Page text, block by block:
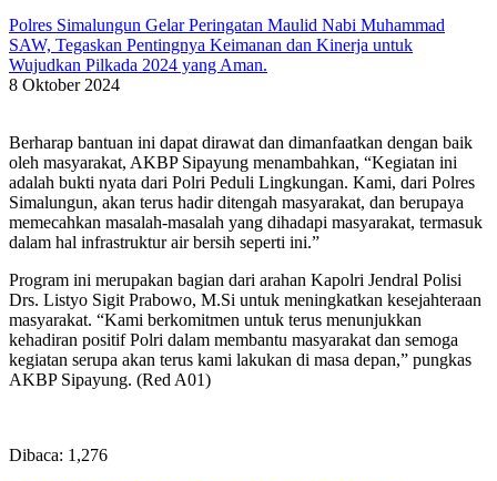
Polres Simalungun Gelar Peringatan Maulid Nabi Muhammad
SAW, Tegaskan Pentingnya Keimanan dan Kinerja untuk
Wujudkan Pilkada 2024 yang Aman.
8 Oktober 2024
Berharap bantuan ini dapat dirawat dan dimanfaatkan dengan baik
oleh masyarakat, AKBP Sipayung menambahkan, “Kegiatan ini
adalah bukti nyata dari Polri Peduli Lingkungan. Kami, dari Polres
Simalungun, akan terus hadir ditengah masyarakat, dan berupaya
memecahkan masalah-masalah yang dihadapi masyarakat, termasuk
dalam hal infrastruktur air bersih seperti ini.”
Program ini merupakan bagian dari arahan Kapolri Jendral Polisi
Drs. Listyo Sigit Prabowo, M.Si untuk meningkatkan kesejahteraan
masyarakat. “Kami berkomitmen untuk terus menunjukkan
kehadiran positif Polri dalam membantu masyarakat dan semoga
kegiatan serupa akan terus kami lakukan di masa depan,” pungkas
AKBP Sipayung. (Red A01)
Dibaca: 1,276